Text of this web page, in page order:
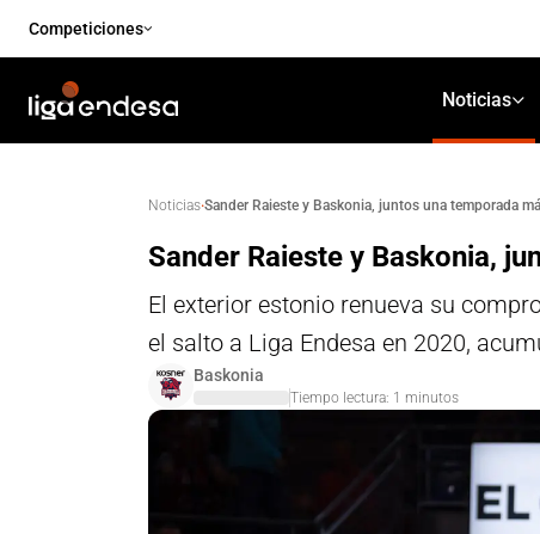
Competiciones
Noticias
Noticias·Sander Raieste y Baskonia, juntos una temporada
Sander Raieste y Baskonia,
El exterior estonio renueva su
el salto a Liga Endesa en 2020,
Baskonia
Tiempo lectura: 1 minutos